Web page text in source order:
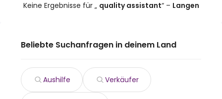
Keine Ergebnisse für „ quality assistant“ – Langen
Beliebte Suchanfragen in deinem Land
Aushilfe Verkäufer